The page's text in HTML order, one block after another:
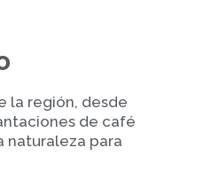
la región, desde
de café
naturaleza para